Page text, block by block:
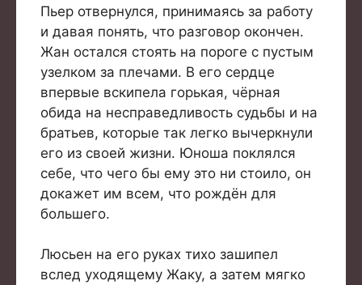
Пьер отвернулся, принимаясь за работу
и давая понять, что разговор окончен.
Жан остался стоять на пороге с пустым
узелком за плечами. В его сердце
впервые вскипела горькая, чёрная
обида на несправедливость судьбы и на
братьев, которые так легко вычеркнули
его из своей жизни. Юноша поклялся
себе, что чего бы ему это ни стоило, он
докажет им всем, что рождён для
большего.
Люсьен на его руках тихо зашипел
вслед уходящему Жаку, а затем мягко